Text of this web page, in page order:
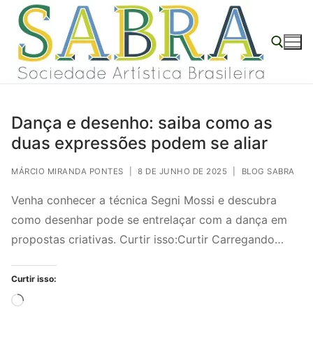
conteúdo
Pular
para
conteúdo
Dança e desenho: saiba como as
duas expressões podem se aliar
MÁRCIO MIRANDA PONTES 8 DE JUNHO DE 2025 BLOG SABRA
Venha conhecer a técnica Segni Mossi e descubra
como desenhar pode se entrelaçar com a dança em
propostas criativas. Curtir isso:Curtir Carregando…
Curtir isso:
Carregando...